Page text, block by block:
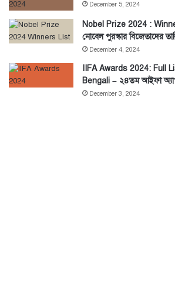
December 5, 2024
Nobel Prize 2024 :
নোবেল পুরস্কার বিজেতাদের
December 4, 2024
IIFA Awards 2024: Full
Bengali – ২৪তম আইফা
December 3, 2024